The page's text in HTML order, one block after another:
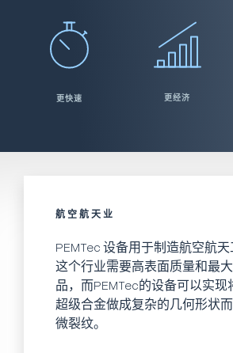
更快速 更经济
航空航天业
PEMTec 设备用于制造航空航天
这个行业需要高表面质量和最
品，而PEMTec的设备可以实现
超级合金做成复杂的几何形状
微裂纹。